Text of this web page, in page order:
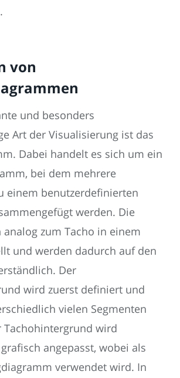
von
und besonders
Art der Visualisierung ist das
Dabei handelt es sich um ein
bei dem mehrere
einem benutzerdefinierten
werden. Die
analog zum Tacho in einem
und werden dadurch auf den
Der
wird zuerst definiert und
vielen Segmenten
Tachohintergrund wird
angepasst, wobei als
verwendet wird. In